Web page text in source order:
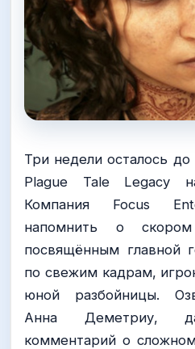
Три недели осталось
Plague Tale Legacy
Компания Focus
напомнить о
посвящённым главной
по свежим кадрам,
юной разбойницы.
Анна Деметриу,
комментарий о